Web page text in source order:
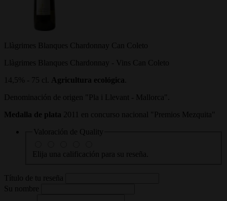
Llàgrimes Blanques Chardonnay Can Coleto
Llàgrimes Blanques Chardonnay - Vins Can Coleto
14,5% - 75 cl.
Agricultura ecológica
Denominación de origen "Pla i Llevant - Mallorca".
Medalla de plata 2011 en concurso nacional "Premios Mezquita"
Valoración de Quality
Elija una calificación para su reseña.
Título de tu reseña
Su nombre